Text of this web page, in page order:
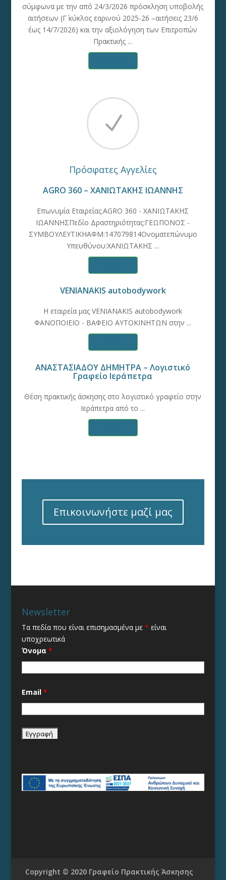
σύμφωνα με την από 24/3/2026 πρόσκληση υποβολής
αιτήσεων (Γ΄ κύκλος εαρινού 2025-26 –αιτήσεις 23/6
έως 14/7/2026) και την αξιολόγηση των Επιτροπών
Πρακτικής ...
N
Πρόσφατες Αγγελίες
AGRO 360 – ΧΑΝΙΩΤΑΚΗΣ ΙΩΑΝΝΗΣ
Επωνυμία Εταιρείας:AGRO 360 - ΧΑΝΙΩΤΑΚΗΣ
ΙΩΑΝΝΗΣΠεδίο Δραστηριότητας:ΓΕΩΠΟΝΟΣ -
ΣΥΜΒΟΥΛΕΥΤΙΚΗΑΦΜ:147079814Ονοματεπώνυμο
Υπευθύνου:ΧΑΝΙΩΤΑΚΗΣ ...
VENIANAKIS autobodywork
Η εταιρεία μας VENIANAKIS autobodywork
ΦΑΝΟΠΟΙΕΙΟ - ΒΑΦΕΙΟ ΑΥΤΟΚΙΝΗΤΩΝ στην ...
ΑΝΑΣΤΑΣΙΑΔΟΥ ΔΗΜΗΤΡΑ – Λογιστικό
Γραφείο Ιεράπετρα
Θέση πρακτικής άσκησης στο λογιστικό γραφείο στην
Ιεράπετρα από το ...
Επικοινωνήστε μαζί μας
Newsletter
Τα πεδία που είναι επισημασμένα με * είναι
υποχρεωτικά
Όνομα *
Email *
Copyright © 2020 Γραφείο Πρακτικής Άσκησης